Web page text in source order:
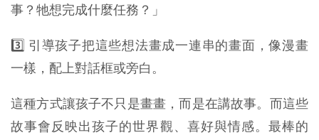
事？牠想完成什麼任務？」
3️⃣ 引導孩子把這些想法畫成一連串的畫面，像漫畫
一樣，配上對話框或旁白。
這種方式讓孩子不只是畫畫，而是在講故事。而這些
故事會反映出孩子的世界觀、喜好與情感。最棒的